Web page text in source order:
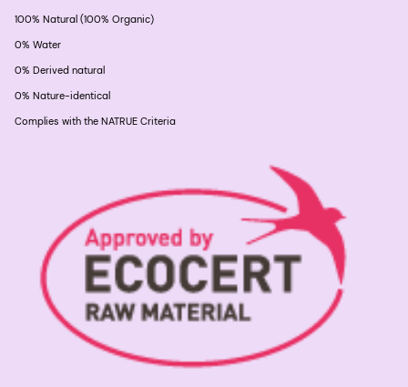
100% Natural (100% Organic)
0% Water
0% Derived natural
0% Nature-identical
Complies with the NATRUE Criteria